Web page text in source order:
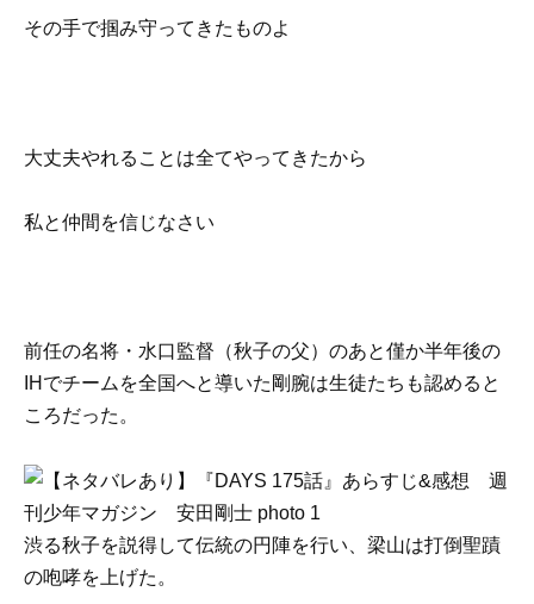
その手で掴み守ってきたものよ
大丈夫やれることは全てやってきたから
私と仲間を信じなさい
前任の名将・水口監督（秋子の父）のあと僅か半年後の
IHでチームを全国へと導いた剛腕は生徒たちも認めると
ころだった。
渋る秋子を説得して伝統の円陣を行い、梁山は打倒聖蹟
の咆哮を上げた。